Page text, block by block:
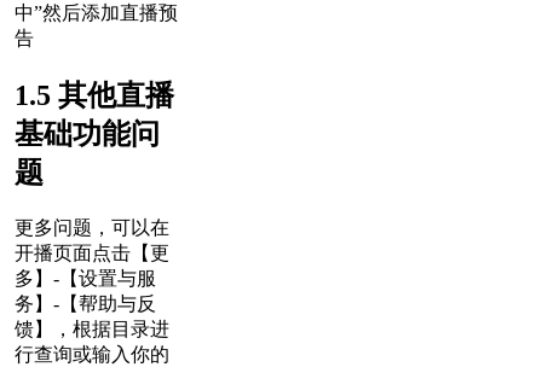
中”然后添加直播预
告
1.5 其他直播
基础功能问
题
更多问题，可以在
开播页面点击【更
多】-【设置与服
务】-【帮助与反
馈】，根据目录进
行查询或输入你的